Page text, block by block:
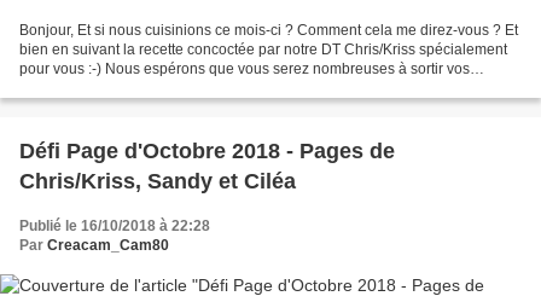
Bonjour, Et si nous cuisinions ce mois-ci ? Comment cela me direz-vous ? Et
bien en suivant la recette concoctée par notre DT Chris/Kriss spécialement
pour vous :-) Nous espérons que vous serez nombreuses à sortir vos
Défi Page d'Octobre 2018 - Pages de
Chris/Kriss, Sandy et Ciléa
Publié le 16/10/2018 à 22:28
Par Creacam_Cam80